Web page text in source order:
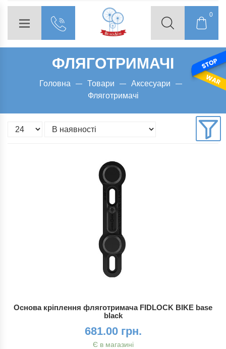
0
ФЛЯГОТРИМАЧІ
Головна Товари
Аксесуари
Фляготримачі
Основа кріплення фляготримача FIDLOCK BIKE base
black
681.00 грн.
Є в магазині